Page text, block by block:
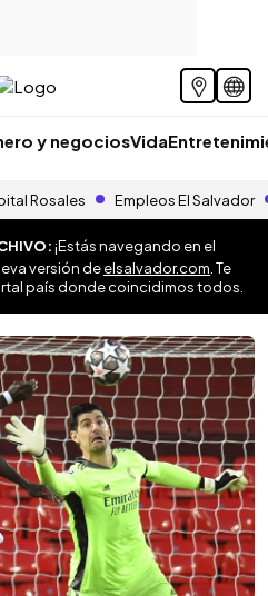
y negociosVida
Rosales Empleos El Salvador
¡Estás navegando en el
versión deelsalvador.com . Te
país donde coincidimos todos.